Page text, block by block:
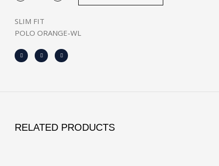
SLIM FIT
POLO ORANGE-WL
RELATED PRODUCTS